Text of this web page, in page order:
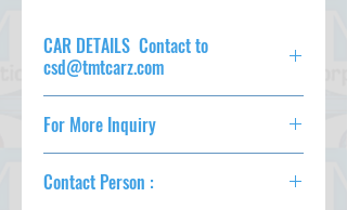
YEAR2014
CC1800
TRANSMISSIONAT
FUELPETROL
EXT.COLORBLACK
INT.COLOR BLACK
CAR DETAILS Contact to
csd@tmtcarz.com
MAKERTOYOTA
CAR NAMEPRIUS S
GRADE1.8 S
For More Inquiry
Contact Person :